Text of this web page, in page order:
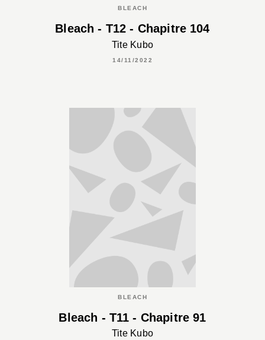
BLEACH
Bleach - T12 - Chapitre 104
Tite Kubo
14/11/2022
BLEACH
Bleach - T11 - Chapitre 91
Tite Kubo